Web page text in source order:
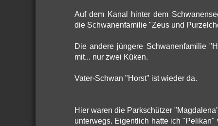
Auf dem Kanal hinter dem
die Schwanenfamilie "Zeus und
Die andere jüngere Schwanenfamilie
mit... nur zwei Küken.
Vater-Schwan "Horst" ist wieder da.
Hier waren die Parkschützer
unterwegs. Eigentlich hatte ich